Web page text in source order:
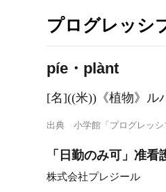
プログレッシ
píe・plànt
[名]((米)) 《植物》 ル
出典 小学館「プログレッシ
「日勤のみ可」准
株式会社プレジール